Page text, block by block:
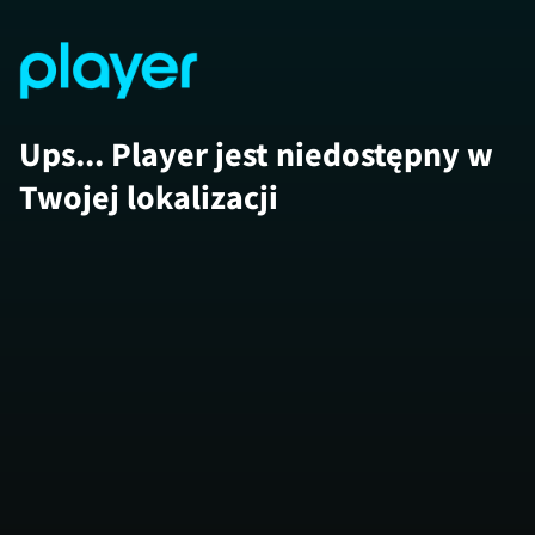
Ups... Player jest niedostępny w
Twojej lokalizacji